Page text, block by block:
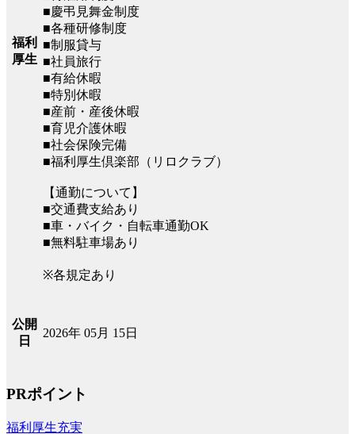
福利
厚生
■慶弔見舞金制度
■各種研修制度
■制服貸与
■社員旅行
■有給休暇
■特別休暇
■産前・産後休暇
■育児介護休暇
■社会保険完備
■福利厚生倶楽部（リロクラブ）
【通勤について】
■交通費支給あり
■車・バイク・自転車通勤OK
■無料駐車場あり
※各規定あり
公開
日
2026年 05月 15日
PRポイント
福利厚生充実